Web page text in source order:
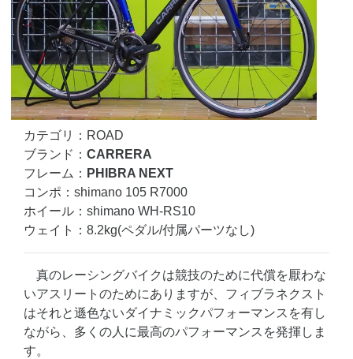
カテゴリ：ROAD
ブランド： CARRERA
フレーム： PHIBRA NEXT
コンポ：shimano 105 R7000
ホイール：shimano WH-RS10
ウェイト：8.2kg(ペダル/付属パーツなし)
真のレーシングバイクは競技のために代償を厭わな
いアスリートのためにありますが、フィブラネクスト
はそれと遜色ないダイナミックパフォーマンスを有し
ながら、多くの人に最高のパフォーマンスを発揮しま
す。